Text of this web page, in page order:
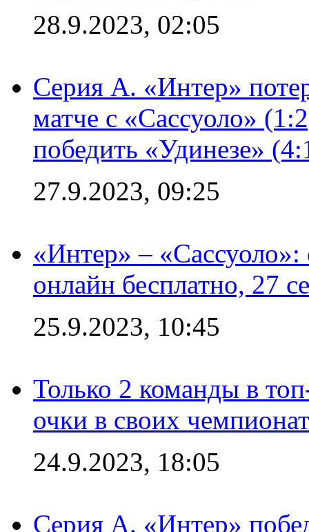
28.9.2023, 02:05
Серия А. «Интер»
матче с «Сассуоло»
победить «Удинезе»
27.9.2023, 09:25
«Интер» –
онлайн бесплатно, 27
25.9.2023, 10:45
Только 2 команды в
очки в своих
24.9.2023, 18:05
Серия А. «Интер»